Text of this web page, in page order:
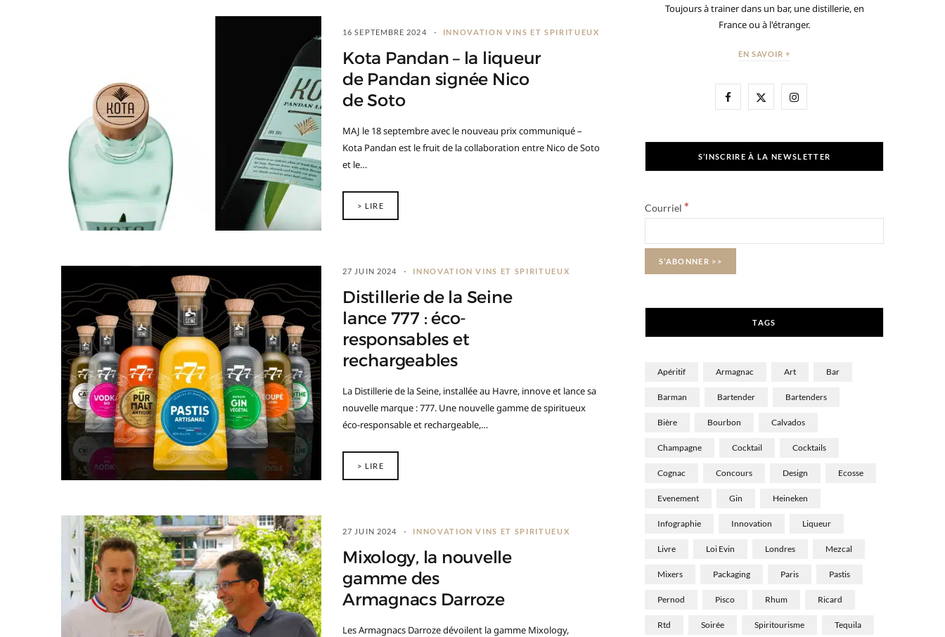
16 SEPTEMBRE 2024 INNOVATION VINS ET SPIRITUEUX
Kota Pandan – la liqueur
de Pandan signée Nico
de Soto
MAJ le 18 septembre avec le nouveau prix communiqué –
Kota Pandan est le fruit de la collaboration entre Nico de Soto
et le…
> LIRE
27 JUIN 2024 INNOVATION VINS ET SPIRITUEUX
Distillerie de la Seine
lance 777 : éco-
responsables et
rechargeables
La Distillerie de la Seine, installée au Havre, innove et lance sa
nouvelle marque : 777. Une nouvelle gamme de spiritueux
éco-responsable et rechargeable,…
> LIRE
27 JUIN 2024 INNOVATION VINS ET SPIRITUEUX
Mixology, la nouvelle
gamme des
Armagnacs Darroze
Les Armagnacs Darroze dévoilent la gamme Mixology,
Toujours à trainer dans un bar, une distillerie, en
France ou à l'étranger.
EN SAVOIR +
F
e
o
k
X
w
I
t
S’INSCRIRE À LA NEWSLETTER
Courriel *
TAGS
Apéritif Armagnac Art Bar
Barman Bartender Bartenders
Bière Bourbon Calvados
Champagne Cocktail Cocktails
Cognac Concours Design Ecosse
Evenement Gin Heineken
Infographie Innovation Liqueur
Livre Loi Evin Londres Mezcal
Mixers Packaging Paris Pastis
Pernod Pisco Rhum Ricard
Rtd Soirée Spiritourisme Tequila